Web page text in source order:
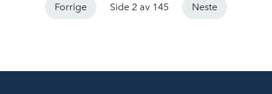
Forrige
Side 2 av 145 Neste